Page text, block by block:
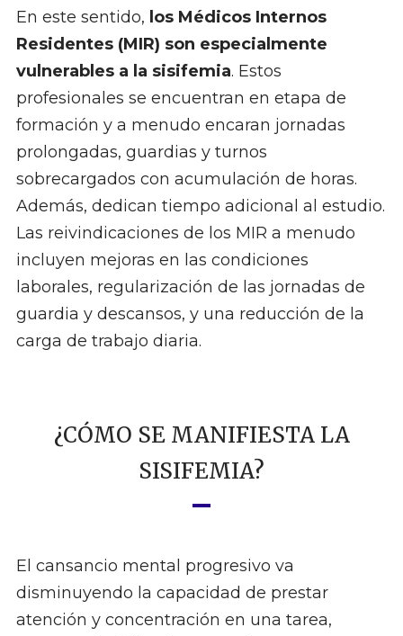
En este sentido, los Médicos Internos
Residentes (MIR) son especialmente
vulnerables a la sisifemia. Estos
profesionales se encuentran en etapa de
formación y a menudo encaran jornadas
prolongadas, guardias y turnos
sobrecargados con acumulación de horas.
Además, dedican tiempo adicional al estudio.
Las reivindicaciones de los MIR a menudo
incluyen mejoras en las condiciones
laborales, regularización de las jornadas de
guardia y descansos, y una reducción de la
carga de trabajo diaria.
¿CÓMO SE MANIFIESTA LA
SISIFEMIA?
El cansancio mental progresivo va
disminuyendo la capacidad de prestar
atención y concentración en una tarea,